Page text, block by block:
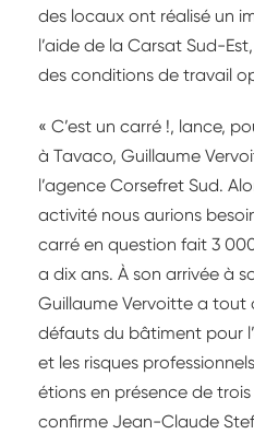
des locaux ont réalisé un
l’aide de la Carsat Sud-
des conditions de travail
« C’est un carré !, lance,
à Tavaco, Guillaume
l’agence Corsefret Sud.
activité nous aurions
carré en question fait 3
a dix ans. À son arrivée à
Guillaume Vervoitte a tout
défauts du bâtiment pour
et les risques
étions en présence de
confirme Jean-Claude